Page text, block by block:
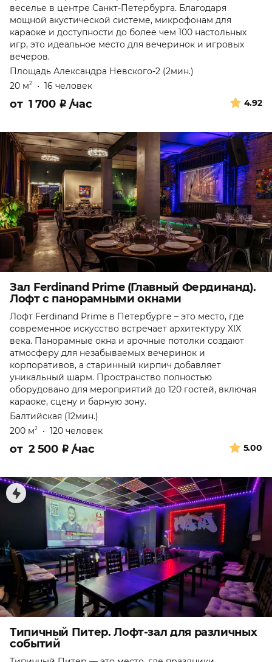
веселье в центре Санкт-Петербурга. Благодаря
мощной акустической системе, микрофонам для
караоке и доступности до более чем 100 настольных
игр, это идеальное место для вечеринок и игровых
вечеров.
Площадь Александра Невского-2 (2мин.)
20 м2 • 16 человек
4.92
от 1 700 ₽ /час
Зал Ferdinand Prime (Главный Фердинанд).
Лофт с панорамными окнами
Лофт Ferdinand Prime в Петербурге – это место, где
современное искусство встречает архитектуру XIX
века. Панорамные окна и арочные потолки создают
атмосферу для незабываемых вечеринок и
корпоративов, а старинный кирпич добавляет
уникальный шарм. Пространство полностью
оборудовано для мероприятий до 120 гостей, включая
караоке, сцену и барную зону.
Балтийская (12мин.)
200 м2 • 120 человек
5.00
от 2 500 ₽ /час
Типичный Питер. Лофт-зал для различных
событий